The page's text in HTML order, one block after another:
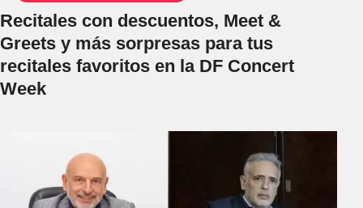
Recitales con descuentos, Meet &
Greets y más sorpresas para tus
recitales favoritos en la DF Concert
Week